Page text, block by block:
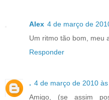
Alex 4 de março de
Um ritmo tão bom, meu
Responder
. 4 de março de 2010
Amigo, (se assim